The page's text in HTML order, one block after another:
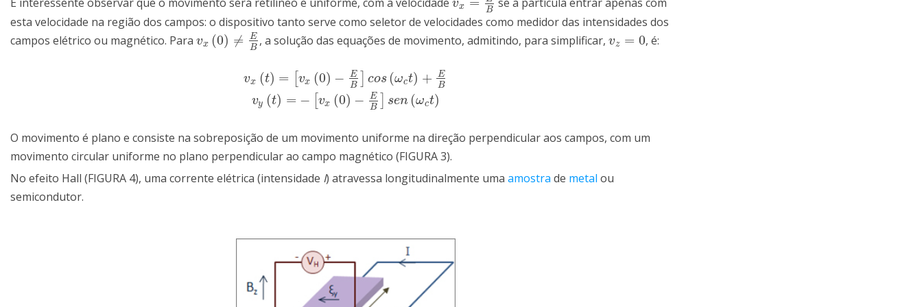
É interessente observar que o movimento será retilíneo e uniforme, com a velocidade vx
B
vx= EB
se a partícula entrar apenas com
esta velocidade na região dos campos: o dispositivo tanto serve como seletor de velocidades como medidor das intensidades dos
campos elétrico ou magnético. Para vx (0) ≠
E
B
vx( 0)≠E B , a solução das equações de movimento, admitindo, para simplificar, vz = 0
vz=0 , é:
vx (t) = vx (0) −
E
B
cos (ωct) +
E
B
vx( t)=[ vx( )−E B]cos( ωct +EB
vy (t) = − vx (0) −
E
B
sen (ωct)
vy( t)=− [vx(0 −EB ]sen(ω ct)
O movimento é plano e consiste na sobreposição de um movimento uniforme na direção perpendicular aos campos, com um
movimento circular uniforme no plano perpendicular ao campo magnético (FIGURA 3).
No efeito Hall (FIGURA 4), uma corrente elétrica (intensidade I) atravessa longitudinalmente uma amostra de metal ou
semicondutor.